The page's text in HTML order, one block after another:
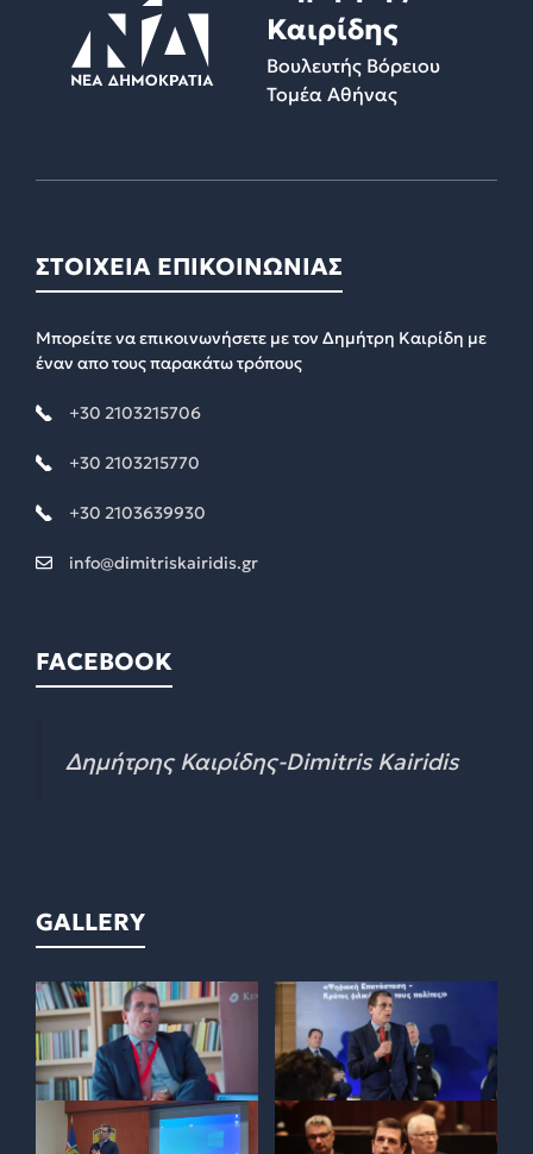
Καιρίδης
Βουλευτής Βόρειου
Τομέα Αθήνας
ΣΤΟΙΧΕΙΑ ΕΠΙΚΟΙΝΩΝΙΑΣ
Μπορείτε να επικοινωνήσετε με τον Δημήτρη Καιρίδη με
έναν απο τους παρακάτω τρόπους
+30 2103215706
+30 2103215770
+30 2103639930
info@dimitriskairidis.gr
FACEBOOK
Δημήτρης Καιρίδης-Dimitris Kairidis
GALLERY